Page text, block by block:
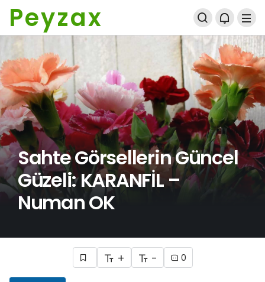
Peyzax
Sahte Görsellerin Güncel
Güzeli: KARANFİL –
Numan OK
+ - 0